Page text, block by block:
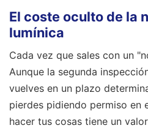
El coste oculto de la
lumínica
Cada vez que sales con un
Aunque la segunda
vuelves en un plazo
pierdes pidiendo permiso en
hacer tus cosas tiene un